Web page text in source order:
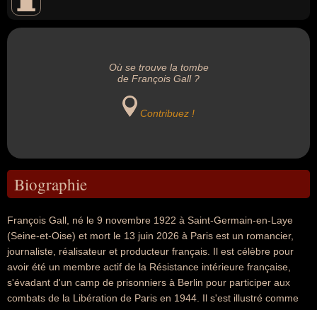
Où se trouve la tombe
de François Gall ?
Contribuez !
Biographie
François Gall, né le 9 novembre 1922 à Saint-Germain-en-Laye
(Seine-et-Oise) et mort le 13 juin 2026 à Paris est un romancier,
journaliste, réalisateur et producteur français. Il est célèbre pour
avoir été un membre actif de la Résistance intérieure française,
s'évadant d'un camp de prisonniers à Berlin pour participer aux
combats de la Libération de Paris en 1944. Il s'est illustré comme